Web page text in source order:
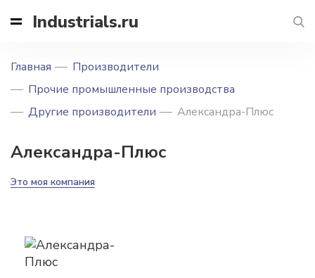
Industrials.ru
Главная
Производители
Прочие промышленные производства
Другие производители
Александра-Плюс
Александра-Плюс
Это моя компания